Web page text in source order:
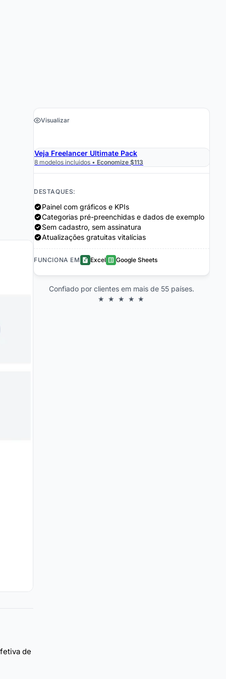
de
Visualizar
Veja Freelancer Ultimate Pack
8 modelos incluidos • Economize $113
DESTAQUES:
Painel com gráficos e KPIs
Categorias pré-preenchidas e dados de exemplo
Sem cadastro, sem assinatura
Atualizações gratuitas vitalícias
FUNCIONA EM Excel Google Sheets
Confiado por clientes em mais de 55 países.
★ ★ ★ ★ ★